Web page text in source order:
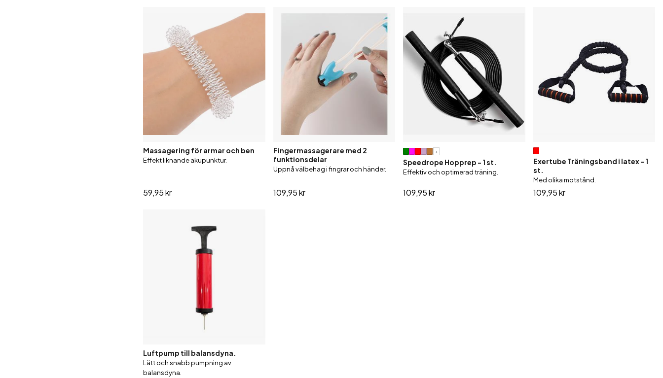
Massagering för armar och ben
Effekt liknande akupunktur.
59,95 kr
Fingermassagerare med 2
funktionsdelar
Uppnå välbehag i fingrar och händer.
109,95 kr
+
Speedrope Hopprep - 1 st.
Effektiv och optimerad träning.
109,95 kr
Exertube Träningsband i latex - 1
st.
Med olika motstånd.
109,95 kr
Luftpump till balansdyna.
Lätt och snabb pumpning av
balansdyna.